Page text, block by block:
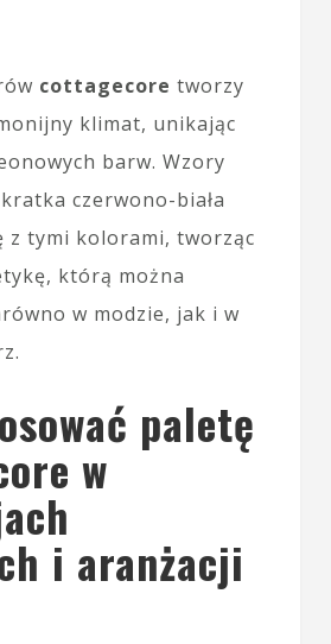
cottagecore tworzy
klimat, unikając
barw. Wzory
czerwono-biała
z tymi kolorami, tworząc
którą można
w modzie, jak i w
paletę
w
i aranżacji